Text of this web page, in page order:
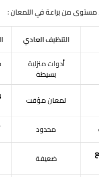
من براعة في اللمعان :
التنظيف العادي
أدوات منزلية
بسيطة
لمعان مؤقت
محدود
ضعيفة